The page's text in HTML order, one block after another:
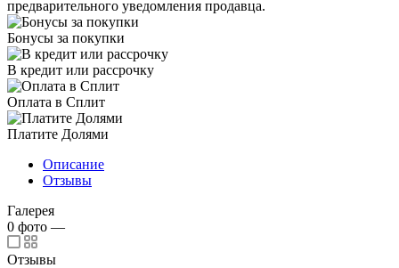
предварительного уведомления продавца.
Бонусы за покупки
В кредит или рассрочку
Оплата в Сплит
Платите Долями
Описание
Отзывы
Галерея
0 фото —
Отзывы